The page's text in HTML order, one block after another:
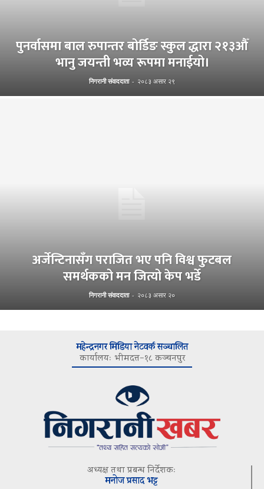
पुनर्वासमा बाल रुपान्तर बोर्डिङ स्कुल द्धारा २१३औँ
भानु जयन्ती भव्य रूपमा मनाईयो।
निगरानी संवाददाता - २०८३ असार २९
अर्जेन्टिनासँग पराजित भए पनि विश्व फुटबल
समर्थकको मन जित्यो केप भर्डे
निगरानी संवाददाता - २०८३ असार २०
महेन्द्रनगर मिडिया नेटवर्क सञ्चालित
कार्यालयः भीमदत्त–१८ कञ्चनपुर
अध्यक्ष तथा प्रबन्ध निर्देशकः
मनोज प्रसाद भट्ट